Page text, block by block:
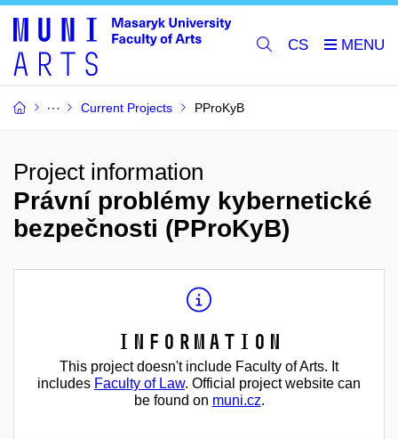
CS
Current Projects PProKyB
Project information
Právní problémy kybernetické
bezpečnosti (PProKyB)
Information
This project doesn't include Faculty of Arts. It
includes Faculty of Law. Official project website can
be found on muni.cz.